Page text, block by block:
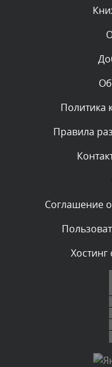
Комментарий
администратором.
Комментарий
администратором.
Комментарий
администратором.
Комментарий
Текст комментария
Комментарий
Текст комментария
администратором.
Политика
Правила
Соглашение
Хостинг